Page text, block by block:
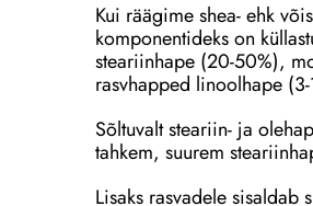
Kui räägime shea- ehk
komponentideks on
steariinhape (20-50%),
rasvhapped linoolhape
Sõltuvalt steariin- ja
tahkem, suurem
Lisaks rasvadele sisaldab